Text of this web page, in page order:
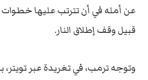
عن أمله في أن تترتب عليها
قبيل وقف إطلاق النار.
وتوجه ترمب، في تغريدة عبر تويتر،